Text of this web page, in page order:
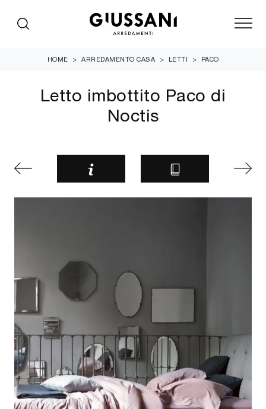
HOME > ARREDAMENTO CASA > LETTI > PACO
Letto imbottito Paco di
Noctis